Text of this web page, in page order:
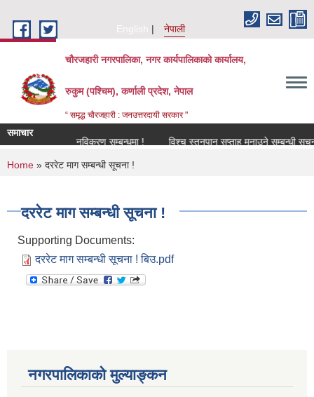
English
नेपाली
चौरजहारी नगरपालिका, नगर कार्यपालिकाको कार्यालय,
रुकुम (पश्चिम), कर्णाली प्रदेश, नेपाल
“ समृद्ध चौरजहारी : जनउत्तरदायी सरकार "
समाचार
नविकरण सम्बन्धमा ! विश्च स्तनपान सप्ताह मनाउने सम्बन्धी सूचना !
You are here
Home » दररेट माग सम्बन्धी सूचना !
दररेट माग सम्बन्धी सूचना !
Supporting Documents:
दररेट माग सम्बन्धी सूचना ! बिउ.pdf
नगरपालिकाको मुल्याङ्कन